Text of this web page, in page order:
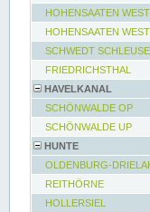
HOHENSAATEN
HOHENSAATEN
SCHWEDT
FRIEDRICHSTHAL
HAVELKANAL
SCHÖNWALDE OP
SCHÖNWALDE UP
HUNTE
OLDENBURG-
REITHÖRNE
HOLLERSIEL